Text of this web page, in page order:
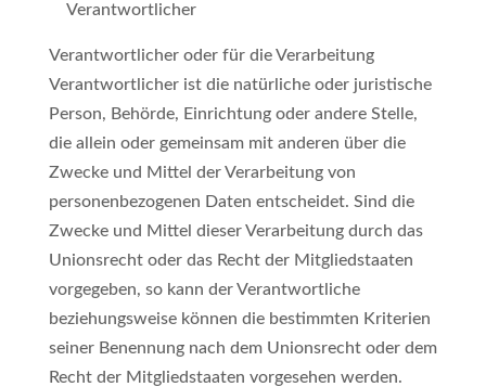
Verantwortlicher
Verantwortlicher oder für die Verarbeitung
Verantwortlicher ist die natürliche oder juristische
Person, Behörde, Einrichtung oder andere Stelle,
die allein oder gemeinsam mit anderen über die
Zwecke und Mittel der Verarbeitung von
personenbezogenen Daten entscheidet. Sind die
Zwecke und Mittel dieser Verarbeitung durch das
Unionsrecht oder das Recht der Mitgliedstaaten
vorgegeben, so kann der Verantwortliche
beziehungsweise können die bestimmten Kriterien
seiner Benennung nach dem Unionsrecht oder dem
Recht der Mitgliedstaaten vorgesehen werden.